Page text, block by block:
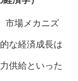
市場メカニズ
な経済成長は
供給といった